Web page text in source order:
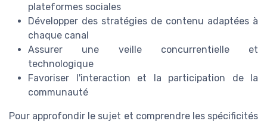
plateformes sociales
Développer des stratégies de contenu adaptées à
chaque canal
Assurer une veille concurrentielle et
technologique
Favoriser l'interaction et la participation de la
communauté
Pour approfondir le sujet et comprendre les spécificités